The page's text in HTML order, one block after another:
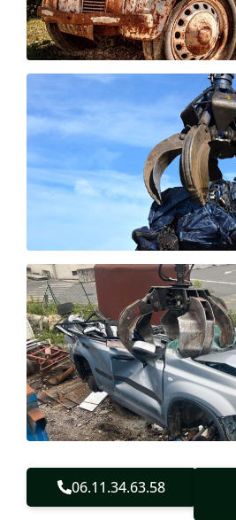
06.11.34.63.58